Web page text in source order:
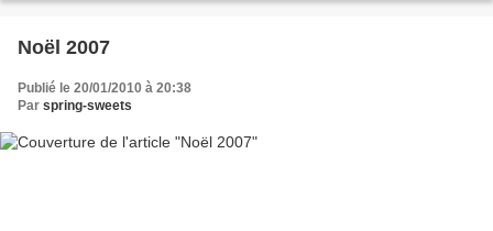
Noël 2007
Publié le 20/01/2010 à 20:38
Par spring-sweets